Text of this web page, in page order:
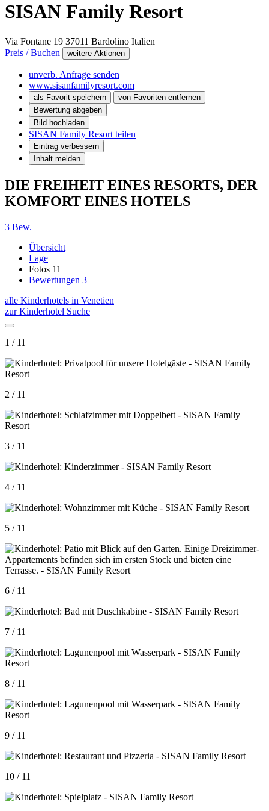
SISAN Family Resort
Via Fontane 19 37011 Bardolino Italien
Preis / Buchen
weitere Aktionen
unverb. Anfrage senden
www.sisanfamilyresort.com
als Favorit speichern
von Favoriten entfernen
Bewertung abgeben
Bild hochladen
SISAN Family Resort teilen
Eintrag verbessern
Inhalt melden
DIE FREIHEIT EINES RESORTS, DER
KOMFORT EINES HOTELS
3 Bew.
Übersicht
Lage
Fotos 11
Bewertungen 3
alle Kinderhotels in Venetien
zur Kinderhotel Suche
1 / 11
2 / 11
3 / 11
4 / 11
5 / 11
6 / 11
7 / 11
8 / 11
9 / 11
10 / 11